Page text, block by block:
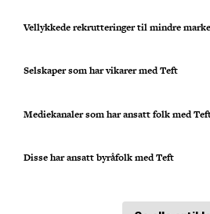
Vellykkede rekrutteringer til mindre
Selskaper som har vikarer med Teft
Mediekanaler som har ansatt folk med
Disse har ansatt byråfolk med Teft